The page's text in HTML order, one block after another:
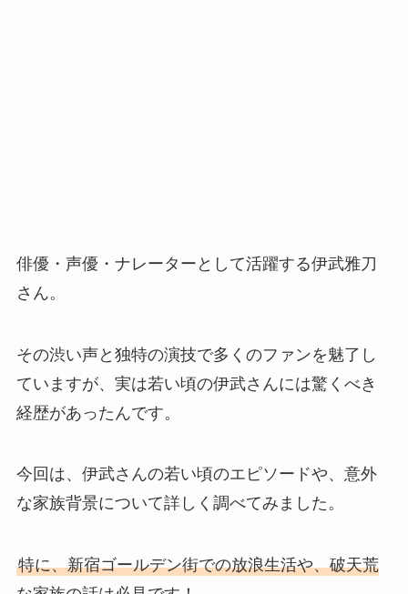
俳優・声優・ナレーターとして活躍する伊武雅刀
さん。
その渋い声と独特の演技で多くのファンを魅了し
ていますが、実は若い頃の伊武さんには驚くべき
経歴があったんです。
今回は、伊武さんの若い頃のエピソードや、意外
な家族背景について詳しく調べてみました。
特に、新宿ゴールデン街での放浪生活や、破天荒